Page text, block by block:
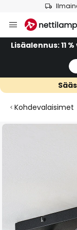
to
Content
Lisäalennus: 11
Kohdevalaisimet
Skip
the
gallery